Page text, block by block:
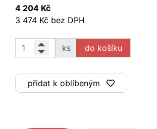
4 204 Kč
3 474 Kč bez DPH
ks
přidat k oblíbeným